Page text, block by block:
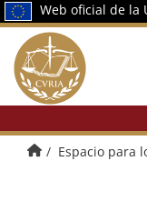
Web oficial de la
Página principal
Espacio para